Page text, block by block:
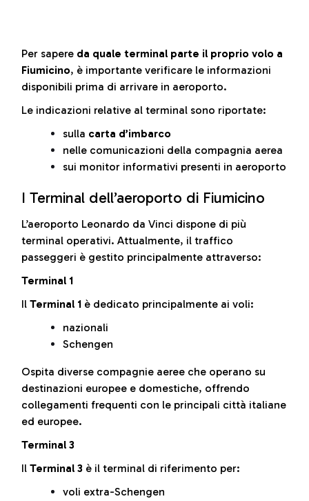
Per sapere da quale terminal parte il proprio volo a
Fiumicino, è importante verificare le informazioni
disponibili prima di arrivare in aeroporto.
Le indicazioni relative al terminal sono riportate:
sulla carta d’imbarco
nelle comunicazioni della compagnia aerea
sui monitor informativi presenti in aeroporto
I Terminal dell’aeroporto di Fiumicino
L’aeroporto Leonardo da Vinci dispone di più
terminal operativi. Attualmente, il traffico
passeggeri è gestito principalmente attraverso:
Terminal 1
Il Terminal 1 è dedicato principalmente ai voli:
nazionali
Schengen
Ospita diverse compagnie aeree che operano su
destinazioni europee e domestiche, offrendo
collegamenti frequenti con le principali città italiane
ed europee.
Terminal 3
Il Terminal 3 è il terminal di riferimento per:
voli extra-Schengen